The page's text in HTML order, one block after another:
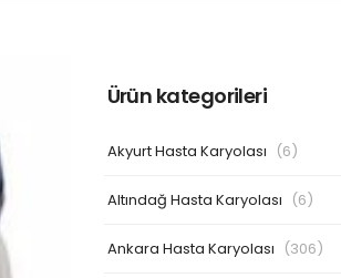
Ürün kategorileri
Akyurt Hasta Karyolası (6)
Altındağ Hasta Karyolası (6)
Ankara Hasta Karyolası (306)